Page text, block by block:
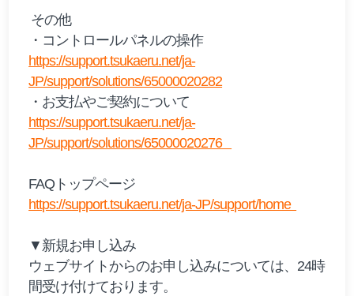
その他
・コントロールパネルの操作
https://support.tsukaeru.net/ja-
JP/support/solutions/65000020282
・お支払やご契約について
https://support.tsukaeru.net/ja-
JP/support/solutions/65000020276
FAQトップページ
https://support.tsukaeru.net/ja-JP/support/home
▼新規お申し込み
ウェブサイトからのお申し込みについては、24時
間受け付けております。